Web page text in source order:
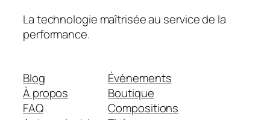
La technologie maîtrisée au service de la
performance.
Blog
À propos
FAQ
Évènements
Boutique
Compositions